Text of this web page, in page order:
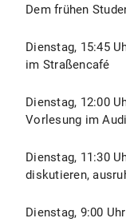
Dem frühen
Dienstag, 15:45
im Straßencafé
Dienstag, 12:00
Vorlesung im
Dienstag, 11:30
diskutieren,
Dienstag, 9:00